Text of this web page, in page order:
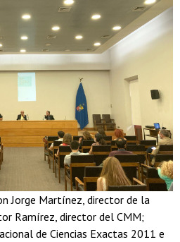
Jorge Martínez, director de la
Ramírez, director del CMM;
de Ciencias Exactas 2011 e